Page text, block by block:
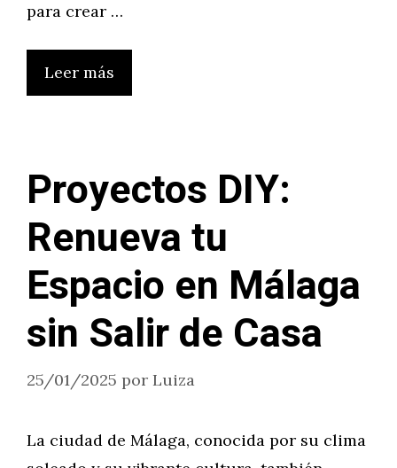
para crear …
Leer más
Proyectos DIY:
Renueva tu
Espacio en Málaga
sin Salir de Casa
25/01/2025 por Luiza
La ciudad de Málaga, conocida por su clima